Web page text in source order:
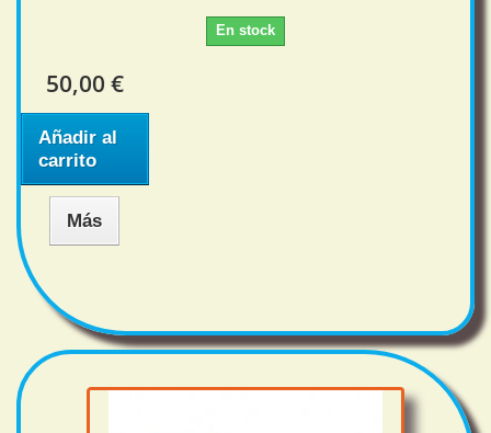
En stock
50,00 €
Añadir al
carrito
Más